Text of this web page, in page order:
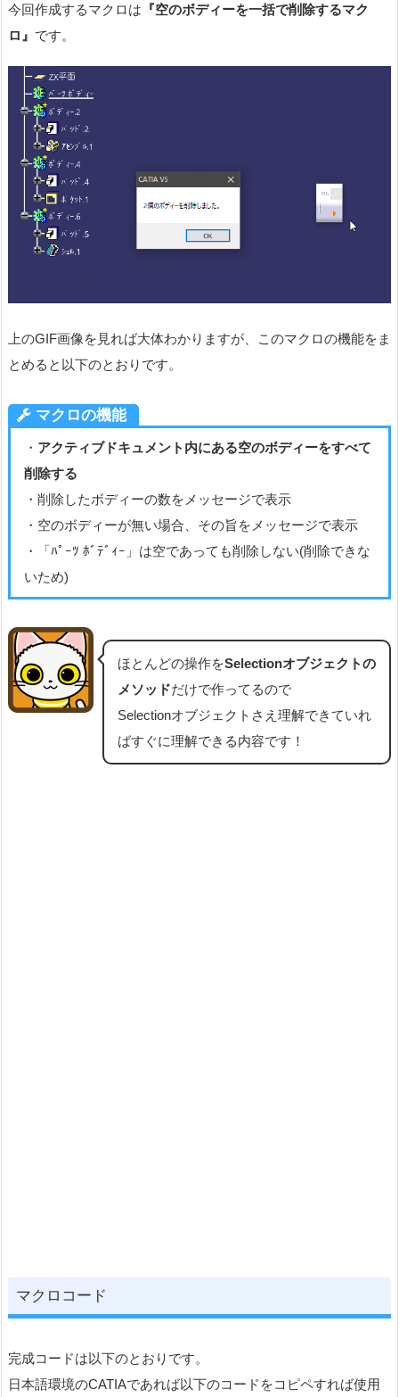
今回作成するマクロは 『空のボディーを一括で削除するマク
ロ』 です。
上のGIF画像を見れば大体わかりますが、このマクロの機能をま
とめると以下のとおりです。
マクロの機能
・ アクティブドキュメント内にある空のボディーをすべて
削除する
・削除したボディーの数をメッセージで表示
・空のボディーが無い場合、その旨をメッセージで表示
・「ﾊﾟｰﾂ ﾎﾞﾃﾞｨｰ」は空であっても削除しない(削除できな
いため)
ほとんどの操作をSelectionオブジェクトの
メソッドだけで作ってるので
Selectionオブジェクトさえ理解できていれ
ばすぐに理解できる内容です！
マクロコード
完成コードは以下のとおりです。
日本語環境のCATIAであれば以下のコードをコピペすれば使用